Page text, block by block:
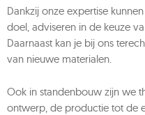
Dankzij onze expertise
doel, adviseren in de keuze
Daarnaast kan je bij ons
van nieuwe materialen.
Ook in standenbouw zijn we
ontwerp, de productie tot de